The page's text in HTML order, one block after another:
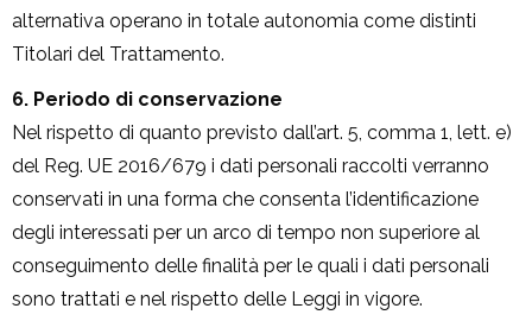
alternativa operano in totale autonomia come distinti
Titolari del Trattamento.
6. Periodo di conservazione
Nel rispetto di quanto previsto dall’art. 5, comma 1, lett. e)
del Reg. UE 2016/679 i dati personali raccolti verranno
conservati in una forma che consenta l’identificazione
degli interessati per un arco di tempo non superiore al
conseguimento delle finalità per le quali i dati personali
sono trattati e nel rispetto delle Leggi in vigore.